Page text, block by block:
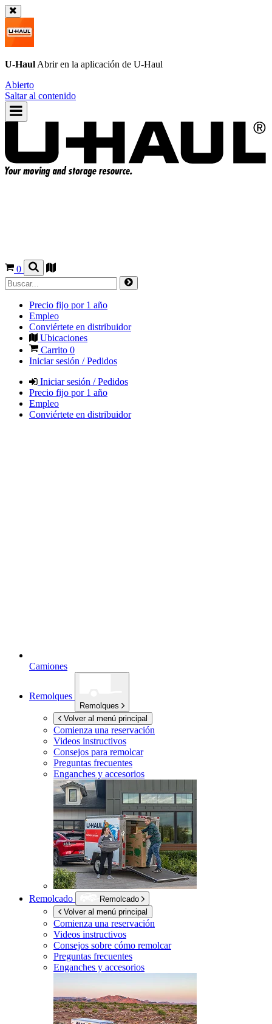
U-Haul Abrir en la aplicación de U-Haul
Abierto
Saltar al contenido
0
Precio fijo por 1 año
Empleo
Conviértete en distribuidor
Ubicaciones
Carrito 0
Iniciar sesión / Pedidos
Iniciar sesión / Pedidos
Precio fijo por 1 año
Empleo
Conviértete en distribuidor
Camiones
Remolques
Remolques
Volver al menú principal
Comienza una reservación
Videos instructivos
Consejos para remolcar
Preguntas frecuentes
Enganches y accesorios
Remolcado
Remolcado
Volver al menú principal
Comienza una reservación
Videos instructivos
Consejos sobre cómo remolcar
Preguntas frecuentes
Enganches y accesorios